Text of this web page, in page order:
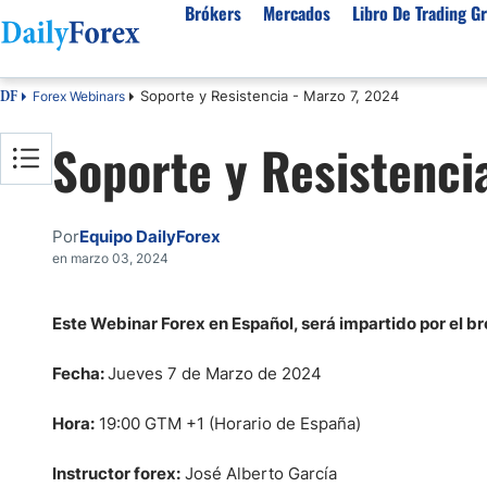
Brókers
España
Argentina
Rep. Dominicana
Mexico
Costa Rica
Cuba
Mercados
Divisas
USD/MXN
EUR/USD
USD/PEN
Materias Primas
Precio del Cafe
Petróleo WTI
Indices
Libro De Trading
Sobre Nosotros
Política editorial
Cómo generamos ingresos
Nuestra metodología
Por qué confiar en nosotros
DF Forex Webinars Soporte y Resistencia - Marzo 7, 2024
Soporte y
PorEquipo DailyForex
en marzo 03, 2024
Este Webinar Forex en Español, será impartido por el
Fecha:Jueves 7 de Marzo de 2024
Hora: 19:00 GTM +1 (Horario de España)
Instructor forex: José Alberto García